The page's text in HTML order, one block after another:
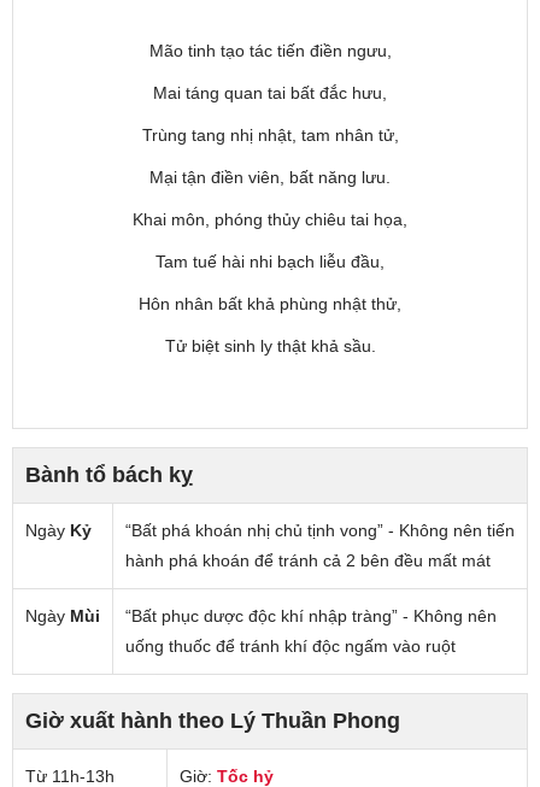
Mão tinh tạo tác tiến điền ngưu,
Mai táng quan tai bất đắc hưu,
Trùng tang nhị nhật, tam nhân tử,
Mại tận điền viên, bất năng lưu.
Khai môn, phóng thủy chiêu tai họa,
Tam tuế hài nhi bạch liễu đầu,
Hôn nhân bất khả phùng nhật thử,
Tử biệt sinh ly thật khả sầu.
Bành tổ bách kỵ
Ngày Kỷ
“Bất phá khoán nhị chủ tịnh vong” - Không nên tiến
hành phá khoán để tránh cả 2 bên đều mất mát
Ngày Mùi
“Bất phục dược độc khí nhập tràng” - Không nên
uống thuốc để tránh khí độc ngấm vào ruột
Giờ xuất hành theo Lý Thuần Phong
Từ 11h-13h
Giờ: Tốc hỷ